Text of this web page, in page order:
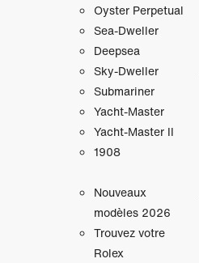
Oyster Perpetual
Sea-Dweller
Deepsea
Sky‑Dweller
Submariner
Yacht‑Master
Yacht‑Master II
1908
Nouveaux
modèles 2026
Trouvez votre
Rolex